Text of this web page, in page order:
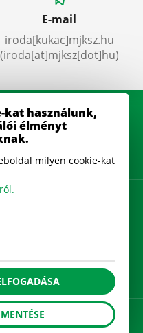
E-mail
iroda[kukac]mjksz.hu
(iroda[at]mjksz[dot]hu)
Kérdések
kat használunk,
élményt
milyen cookie-kat